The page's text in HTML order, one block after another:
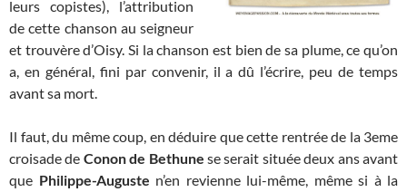
leurs copistes), l’attribution
de cette chanson au seigneur
et trouvère d’Oisy. Si la chanson est bien de sa plume, ce qu’on
a, en général, fini par convenir, il a dû l’écrire, peu de temps
avant sa mort.
Il faut, du même coup, en déduire que cette rentrée de la 3eme
croisade de Conon de Bethune se serait située deux ans avant
que Philippe-Auguste n’en revienne lui-même, même si à la